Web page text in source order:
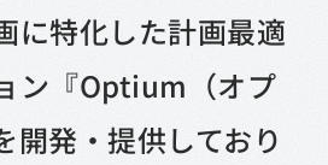
に特化した計画最適
ン『Optium（オプ
開発・提供しており